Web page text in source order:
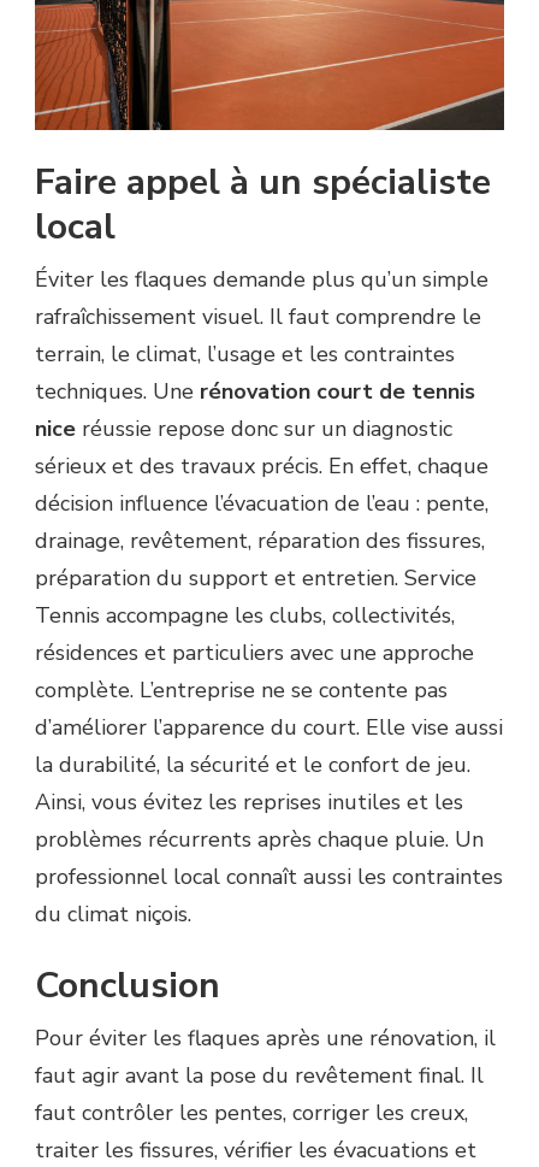
Faire appel à un spécialiste
local
Éviter les flaques demande plus qu’un simple
rafraîchissement visuel. Il faut comprendre le
terrain, le climat, l’usage et les contraintes
techniques. Une rénovation court de tennis
nice réussie repose donc sur un diagnostic
sérieux et des travaux précis. En effet, chaque
décision influence l’évacuation de l’eau : pente,
drainage, revêtement, réparation des fissures,
préparation du support et entretien. Service
Tennis accompagne les clubs, collectivités,
résidences et particuliers avec une approche
complète. L’entreprise ne se contente pas
d’améliorer l’apparence du court. Elle vise aussi
la durabilité, la sécurité et le confort de jeu.
Ainsi, vous évitez les reprises inutiles et les
problèmes récurrents après chaque pluie. Un
professionnel local connaît aussi les contraintes
du climat niçois.
Conclusion
Pour éviter les flaques après une rénovation, il
faut agir avant la pose du revêtement final. Il
faut contrôler les pentes, corriger les creux,
traiter les fissures, vérifier les évacuations et